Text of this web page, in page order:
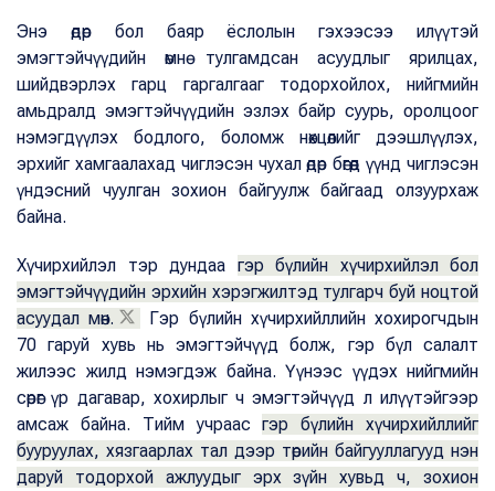
Энэ өдөр бол баяр ёслолын гэхээсээ илүүтэй
эмэгтэйчүүдийн өмнө тулгамдсан асуудлыг ярилцах,
шийдвэрлэх гарц гаргалгааг тодорхойлох, нийгмийн
амьдралд эмэгтэйчүүдийн эзлэх байр суурь, оролцоог
нэмэгдүүлэх бодлого, боломж нөхцөлийг дээшлүүлэх,
эрхийг хамгаалахад чиглэсэн чухал өдөр бөгөөд үүнд чиглэсэн
үндэсний чуулган зохион байгуулж байгаад олзуурхаж
байна.
Хүчирхийлэл тэр дундаа гэр бүлийн хүчирхийлэл бол
эмэгтэйчүүдийн эрхийн хэрэгжилтэд тулгарч буй ноцтой
асуудал мөн.
Гэр бүлийн хүчирхийллийн хохирогчдын
70 гаруй хувь нь эмэгтэйчүүд болж, гэр бүл салалт
жилээс жилд нэмэгдэж байна. Үүнээс үүдэх нийгмийн
сөрөг үр дагавар, хохирлыг ч эмэгтэйчүүд л илүүтэйгээр
амсаж байна. Тийм учраасгэр бүлийн хүчирхийллийг
бууруулах, хязгаарлах тал дээр төрийн байгууллагууд нэн
даруй тодорхой ажлуудыг эрх зүйн хувьд ч, зохион